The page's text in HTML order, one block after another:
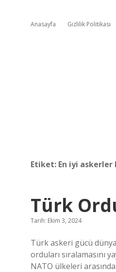
Anasayfa Gizlilik Politikası
Etiket: En iyi
Türk
Tarih: Ekim 3, 2024
Türk askeri gücü
orduları sıralamasını
NATO ülkeleri